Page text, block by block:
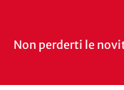
Non perderti le